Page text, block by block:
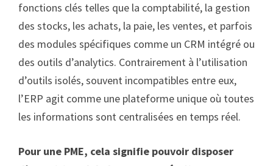
fonctions clés telles que la comptabilité, la gestion
des stocks, les achats, la paie, les ventes, et parfois
des modules spécifiques comme un CRM intégré ou
des outils d’analytics. Contrairement à l’utilisation
d’outils isolés, souvent incompatibles entre eux,
l’ERP agit comme une plateforme unique où toutes
les informations sont centralisées en temps réel.
Pour une PME, cela signifie pouvoir disposer